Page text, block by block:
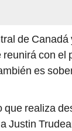
de
con el
es
realiza
Justin